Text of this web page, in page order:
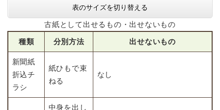
表のサイズを切り替える
古紙として出せるもの・出せないもの
種類 分別方法 出せないもの
新聞紙
折込チ
ラシ
紙ひもで束
ねる
なし
中身を出し